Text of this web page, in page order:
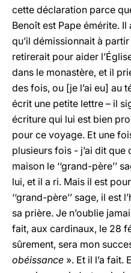
cette déclaration parce
Benoît est Pape émérite. Il
qu’il démissionnait à
retirerait pour aider
dans le monastère, et il
des fois, ou [je l’ai eu] au
écrit une petite lettre – il
écriture qui lui est bien
pour ce voyage. Et une
plusieurs fois - j’ai dit que
maison le ‘‘grand-père’’
lui, et il a ri. Mais il est
‘‘grand-père’’ sage, il
sa prière. Je n’oublie
fait, aux cardinaux, le 28
sûrement, sera mon
obéissance ». Et il l’a fait.